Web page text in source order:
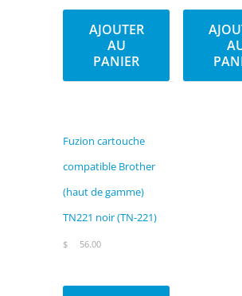
AJOUTER
AU
PANIER
Fuzion cartouche
compatible Brother
(haut de gamme)
TN221 noir (TN-221)
$ 56.00